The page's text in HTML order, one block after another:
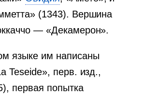
(1343). Вершина
— «Декамерон».
языке им написаны
Teseide», перв. изд.,
первая попытка